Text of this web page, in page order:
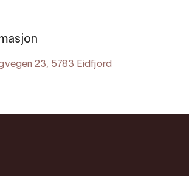
23, 5783 Eidfjord